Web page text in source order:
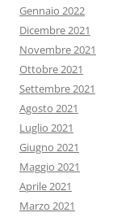
Gennaio 2022
Dicembre 2021
Novembre 2021
Ottobre 2021
Settembre 2021
Agosto 2021
Luglio 2021
Giugno 2021
Maggio 2021
Aprile 2021
Marzo 2021